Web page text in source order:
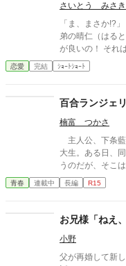
さいとう みさき
「ま、まさか!?」 あたし三鷹優美（みたかゆうみ）高校一年生。
弟の晴仁（はる
が良いの！ それはそれは
そんなのお口に入らないよぉ～
もある日トイレ
恋愛 完結 ｼｮｰﾄｼｮｰﾄ
百合ランジェ
楠富 つかさ
主人公、下条
大生。ある日、
うのだが、そこ
で！？ ちょっとハレンチなお仕事カフェライフ、始まりま
す！！ ※この物
成できないので
青春 連載中 長編 R15
お兄様「ねえ
小野
父が再婚して新